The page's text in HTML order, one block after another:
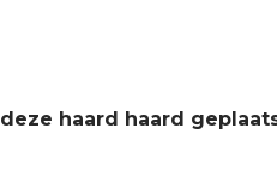
haard haard